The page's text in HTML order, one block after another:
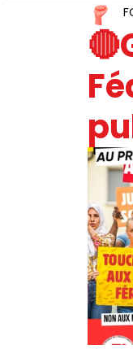
FORMATION
ELECTION TPE
JOURNAL FO56
HANDICAP